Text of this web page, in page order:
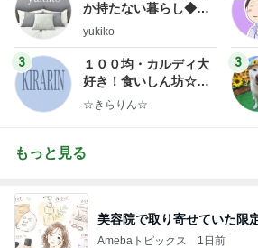
か持たない暮らし◆Ke
ep Life Simple◆〜イ
yukiko
3
１００均・カルディ大
好き！食いしん坊☆き
らりん☆のブログ
☆きらりん☆
3
もっと見る
美容院で取り寄せていた限
Amebaトピックス 1日前